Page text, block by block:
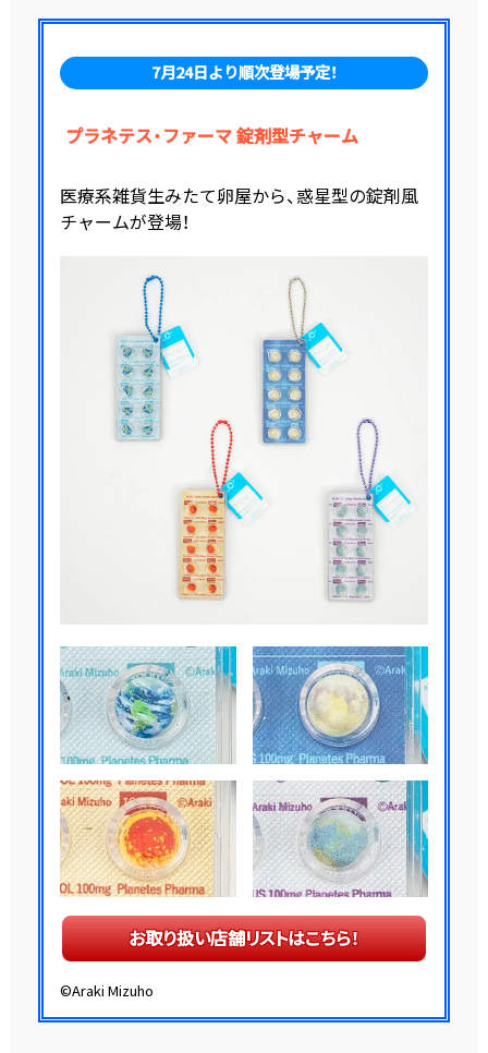
7月24日より順次登場予定！
プラネテス・ファーマ 錠剤型チャーム
医療系雑貨生みたて卵屋から、惑星型の錠剤風
チャームが登場！
お取り扱い店舗リストはこちら！
©Araki Mizuho